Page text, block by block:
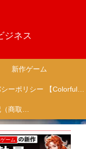
ジネス
新作ゲーム
プライバシーポリシー 【Colorful Creation】
特定商取引法に基づく表記（商取引に関する開示）
ム